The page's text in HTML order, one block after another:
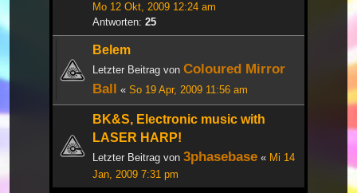
Mo 12 Okt, 2009 12:24 am
Antworten: 25
Belem
Letzter Beitrag von Coloured Mirror
Ball « So 19 Apr, 2009 11:56 am
BK&S, Electronic music with
LASER HARP!
Letzter Beitrag von 3phasebase « Mi 14
Jan, 2009 7:31 pm